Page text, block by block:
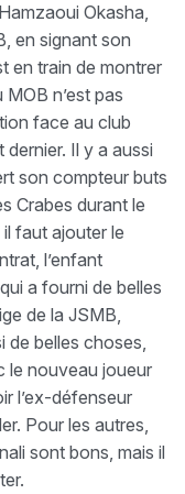
Okasha,
en signant son
en train de montrer
n’est pas
face au club
Il y a aussi
son compteur buts
Crabes durant le
faut ajouter le
l’enfant
a fourni de belles
de la JSMB,
de belles choses,
le nouveau joueur
l’ex-défenseur
Pour les autres,
sont bons, mais il